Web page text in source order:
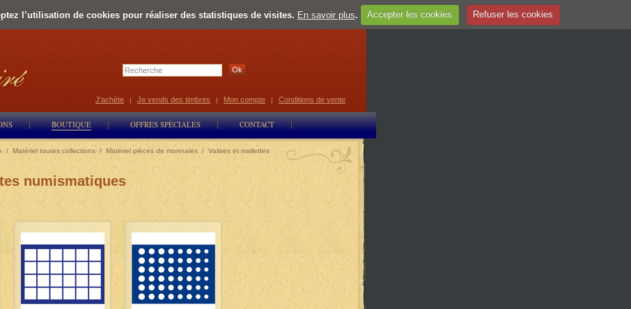
l’utilisation de cookies pour réaliser des statistiques de visites. En savoir plus. Accepter les cookies Refuser les cookies
Select Language ▼
BOUTIQUE OFFRES SPÉCIALES CONTACT
J'achète | Je vends des timbres | Mon compte | Conditions de vente
/ Matériel toutes collections / Matériel pièces de monnaies / Valises et mallettes
numismatiques